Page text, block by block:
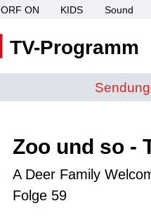
ORF ON KIDS Sound
TV-Programm
Zoo und so -
A Deer Family
Folge 59